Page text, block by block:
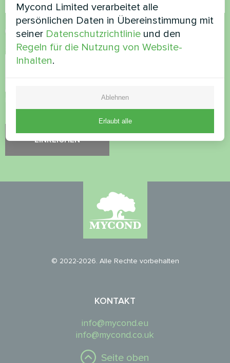
Datenschutzbestimmungenakzeptieren
Sicherheitsüberprüfung*
Bitte vergewissern Sie sich, dass Sie kein Roboter sind.
© 2022-2026. Alle Rechte vorbehalten
KONTAKT
info@mycond.eu
info@mycond.co.uk
Seite oben
Mycond Limited verarbeitet alle
persönlichen Daten in Übereinstimmung mit
seiner Datenschutzrichtlinie und den
Regeln für die Nutzung von Website-
Inhalten.
Ablehnen
Erlaubt alle